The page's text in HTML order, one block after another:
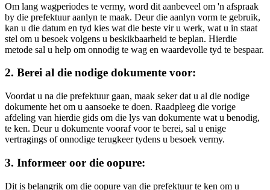
Om lang wagperiodes te vermy, word dit aanbeveel om 'n afspraak
by die prefektuur aanlyn te maak. Deur die aanlyn vorm te gebruik,
kan u die datum en tyd kies wat die beste vir u werk, wat u in staat
stel om u besoek volgens u beskikbaarheid te beplan. Hierdie
metode sal u help om onnodig te wag en waardevolle tyd te bespaar.
2. Berei al die nodige dokumente voor:
Voordat u na die prefektuur gaan, maak seker dat u al die nodige
dokumente het om u aansoeke te doen. Raadpleeg die vorige
afdeling van hierdie gids om die lys van dokumente wat u benodig,
te ken. Deur u dokumente vooraf voor te berei, sal u enige
vertragings of onnodige terugkeer tydens u besoek vermy.
3. Informeer oor die oopure:
Dit is belangrik om die oopure van die prefektuur te ken om u